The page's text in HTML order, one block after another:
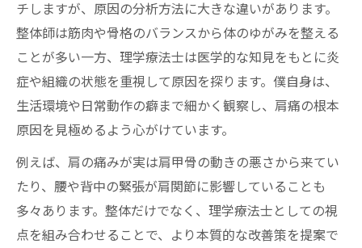
チしますが、原因の分析方法に大きな違いがあります。
整体師は筋肉や骨格のバランスから体のゆがみを整える
ことが多い一方、理学療法士は医学的な知見をもとに炎
症や組織の状態を重視して原因を探ります。僕自身は、
生活環境や日常動作の癖まで細かく観察し、肩痛の根本
原因を見極めるよう心がけています。
例えば、肩の痛みが実は肩甲骨の動きの悪さから来てい
たり、腰や背中の緊張が肩関節に影響していることも
多々あります。整体だけでなく、理学療法士としての視
点を組み合わせることで、より本質的な改善策を提案で